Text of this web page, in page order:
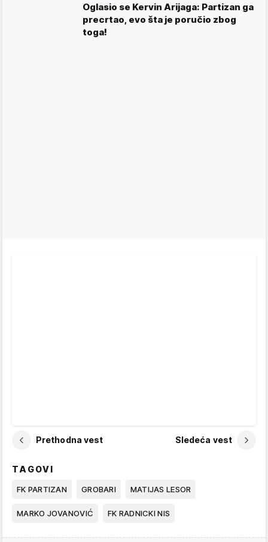
Oglasio se Kervin Arijaga: Partizan ga
precrtao, evo šta je poručio zbog
toga!
Prethodna vest Sledeća vest
TAGOVI
FK PARTIZAN GROBARI MATIJAS LESOR
MARKO JOVANOVIĆ FK RADNICKI NIS